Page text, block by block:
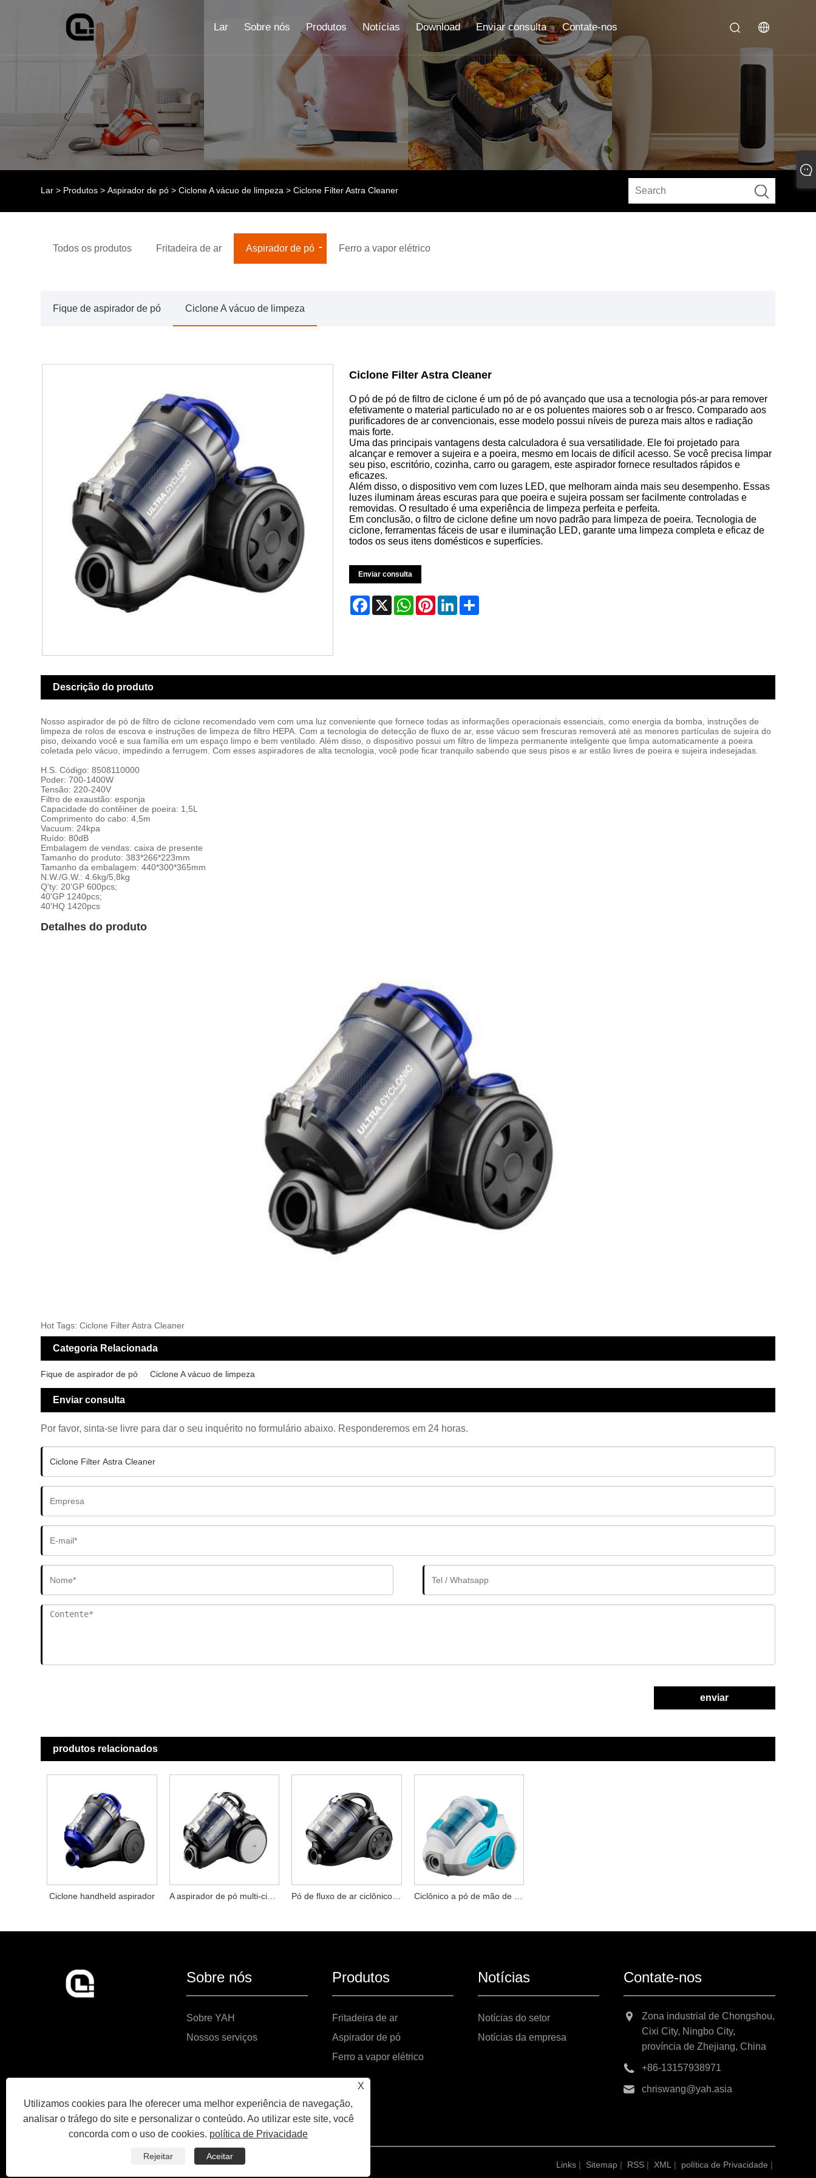
Lar Sobre nós Produtos Notícias Download Enviar consulta Contate-nos
Lar > Produtos >Aspirador de pó >Ciclone A vácuo de limpeza > Ciclone Filter Astra Cleaner
Todos os produtos Fritadeira de ar Aspirador de pó Ferro a vapor elétrico
Fique de aspirador de pó Ciclone A vácuo de limpeza
Ciclone Filter Astra Cleaner
O pó de pó de filtro de ciclone é um pó de pó avançado que usa a tecnologia pós-ar para remover
efetivamente o material particulado no ar e os poluentes maiores sob o ar fresco. Comparado aos
purificadores de ar convencionais, esse modelo possui níveis de pureza mais altos e radiação
mais forte.
Uma das principais vantagens desta calculadora é sua versatilidade. Ele foi projetado para
alcançar e remover a sujeira e a poeira, mesmo em locais de difícil acesso. Se você precisa limpar
seu piso, escritório, cozinha, carro ou garagem, este aspirador fornece resultados rápidos e
eficazes.
Além disso, o dispositivo vem com luzes LED, que melhoram ainda mais seu desempenho. Essas
luzes iluminam áreas escuras para que poeira e sujeira possam ser facilmente controladas e
removidas. O resultado é uma experiência de limpeza perfeita e perfeita.
Em conclusão, o filtro de ciclone define um novo padrão para limpeza de poeira. Tecnologia de
ciclone, ferramentas fáceis de usar e iluminação LED, garante uma limpeza completa e eficaz de
todos os seus itens domésticos e superfícies.
Enviar consulta
Facebook
X WhatsApp
PinterestLinkedIn
Descrição do produto
Nosso aspirador de pó de filtro de ciclone recomendado vem com uma luz conveniente que fornece todas as informações operacionais essenciais, como energia da bomba, instruções de
limpeza de rolos de escova e instruções de limpeza de filtro HEPA. Com a tecnologia de detecção de fluxo de ar, esse vácuo sem frescuras removerá até as menores partículas de sujeira do
piso, deixando você e sua família em um espaço limpo e bem ventilado. Além disso, o dispositivo possui um filtro de limpeza permanente inteligente que limpa automaticamente a poeira
coletada pelo vácuo, impedindo a ferrugem. Com esses aspiradores de alta tecnologia, você pode ficar tranquilo sabendo que seus pisos e ar estão livres de poeira e sujeira indesejadas.
H.S. Código: 8508110000
Poder: 700-1400W
Tensão: 220-240V
Filtro de exaustão: esponja
Capacidade do contêiner de poeira: 1,5L
Comprimento do cabo: 4,5m
Vacuum: 24kpa
Ruído: 80dB
Embalagem de vendas: caixa de presente
Tamanho do produto: 383*266*223mm
Tamanho da embalagem: 440*300*365mm
N.W./G.W.: 4.6kg/5,8kg
Q'ty: 20'GP 600pcs;
40'GP 1240pcs;
40'HQ 1420pcs
Detalhes do produto
Hot Tags: Ciclone Filter Astra Cleaner
Categoria Relacionada
Fique de aspirador de pó Ciclone A vácuo de limpeza
Enviar consulta
Por favor, sinta-se livre para dar o seu inquérito no formulário abaixo. Responderemos em 24 horas.
enviar
produtos relacionados
Ciclone handheld aspirador A aspirador de pó multi-ciclone
Sobre nós
Sobre YAH
Nossos serviços
Produtos
Fritadeira de ar
Aspirador de pó
Ferro a vapor elétrico
Notícias
Notícias do setor
Notícias da empresa
Contate-nos
Zona industrial de Chongshou,
Cixi City, Ningbo City,
província de Zhejiang, China
+86-13157938971
chriswang@yah.asia
Copyright © 2025 Ningbo Yah Technology Co., Ltd. Todos os direitos reservados. Links| Sitemap| RSS| XML | política de Privacidade |
X
Utilizamos cookies para lhe oferecer uma melhor experiência de navegação,
analisar o tráfego do site e personalizar o conteúdo. Ao utilizar este site, você
concorda com o uso de cookies. política de Privacidade
Rejeitar Aceitar